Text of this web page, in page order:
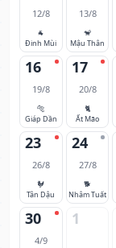
12/8
🐐
Đinh Mùi
13/8
🐒
Mậu Thân
16
19/8
🐅
Giáp Dần
17
20/8
🐈
Ất Mão
23
26/8
🐓
Tân Dậu
24
27/8
🐕
Nhâm Tuất
30
4/9
1